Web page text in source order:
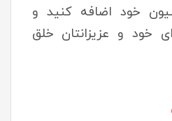
خود اضافه کنید و
خود و عزیزانتان خلق